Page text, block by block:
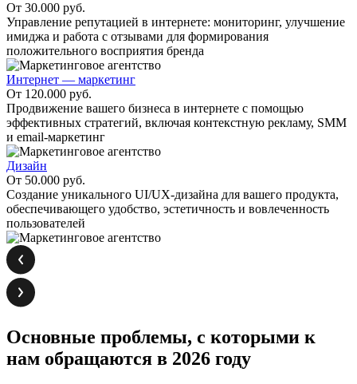
От 30.000 руб.
Управление репутацией в интернете: мониторинг, улучшение
имиджа и работа с отзывами для формирования
положительного восприятия бренда
Интернет — маркетинг
От 120.000 руб.
Продвижение вашего бизнеса в интернете с помощью
эффективных стратегий, включая контекстную рекламу, SMM
и email-маркетинг
Дизайн
От 50.000 руб.
Создание уникального UI/UX-дизайна для вашего продукта,
обеспечивающего удобство, эстетичность и вовлеченность
пользователей
Основные проблемы, с которыми к
нам обращаются в 2026 году